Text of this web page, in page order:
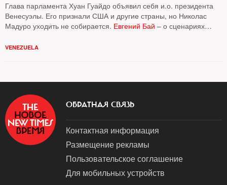
Глава парламента Хуан Гуайдо объявил себя и.о. президента
Венесуэлы. Его признали США и другие страны, но Николас
Мадуро уходить не собирается. Евгений Бай – о сценариях
VENEZUELA
ОБРАТНАЯ СВЯЗЬ
Контактная информация
Размещение рекламы
Пользовательское соглашение
Для мобильных устройств